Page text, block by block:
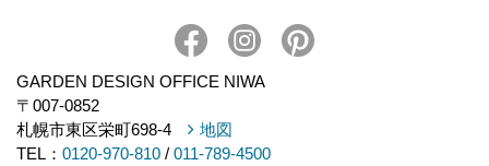
GARDEN DESIGN OFFICE NIWA
〒007-0852
札幌市東区栄町698-4
地図
TEL： 0120-970-810 / 011-789-4500